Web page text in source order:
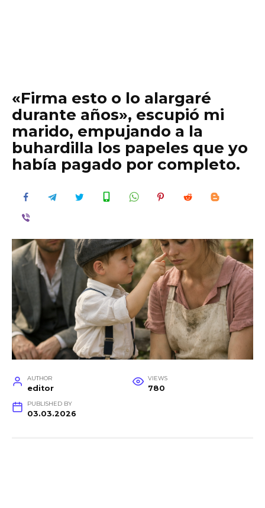
«Firma esto o lo alargaré
durante años», escupió mi
marido, empujando a la
buhardilla los papeles que yo
había pagado por completo.
AUTHOR
editor
VIEWS
780
PUBLISHED BY
03.03.2026